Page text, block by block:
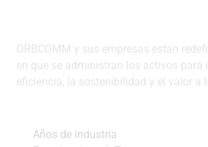
ORBCOMM y sus empresas están
en que se administran los activos para
eficiencia, la sostenibilidad y el valor a
Años de industria